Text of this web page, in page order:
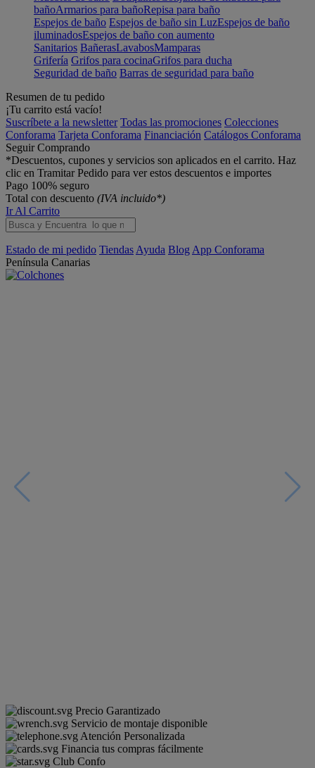
bañoArmarios para bañoRepisa para baño
Espejos de baño Espejos de baño sin LuzEspejos de baño
iluminadosEspejos de baño con aumento
Sanitarios BañerasLavabosMamparas
Grifería Grifos para cocinaGrifos para ducha
Seguridad de baño Barras de seguridad para baño
Resumen de tu pedido
¡Tu carrito está vacío!
Suscríbete a la newsletter Todas las promociones Colecciones
Conforama Tarjeta Conforama Financiación Catálogos Conforama
Seguir Comprando
*Descuentos, cupones y servicios son aplicados en el carrito. Haz
clic en Tramitar Pedido para ver estos descuentos e importes
Pago 100% seguro
Total con descuento (IVA incluido*)
Ir Al Carrito
Estado de mi pedido Tiendas Ayuda Blog App Conforama
Península Canarias
Precio Garantizado
Servicio de montaje disponible
Atención Personalizada
Financia tus compras fácilmente
Club Confo